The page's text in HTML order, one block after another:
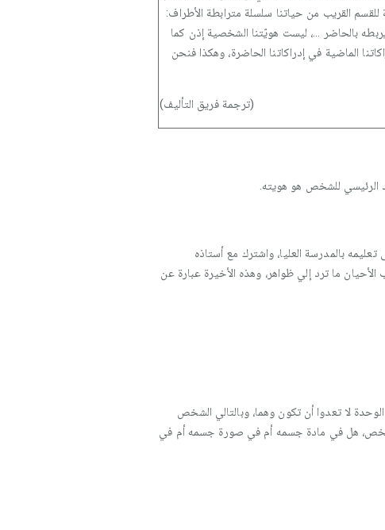
القريب من حياتنا سلسلة مترابطة الأطراف:
بالحاضر ...، ليست هويّتنا الشخصية إذن كما
الماضية في إدراكاتنا الحاضرة، وهكذا فنحن
(ترجمة فريق التأليف)
الرئيسي للشخص هو هويته.
ولد بمدينة فونتينبلو في السابع والعشرين من مايو سنة 1832م، وتوفي سنة 1918م، تلقى تعليمه بالمدرسة العليا، واشترك مع أستاذه
ما ترد إلي ظواهر، وهذه الأخيرة عبارة عن
لا تعدوا أن تكون وهما، وبالتالي الشخص
الشخص، هل في مادة جسمه أم في صورة جسمه أم في